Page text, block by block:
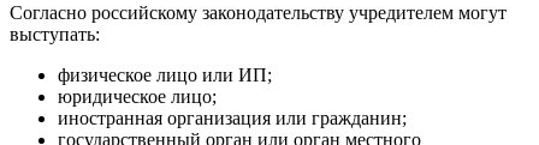
Согласно российскому законодательству учредителем могут
выступать:
физическое лицо или ИП;
юридическое лицо;
иностранная организация или гражданин;
государственный орган или орган местного